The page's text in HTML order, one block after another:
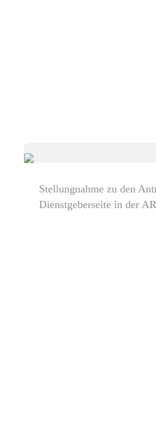
Stellungnahme zu den
Dienstgeberseite in der